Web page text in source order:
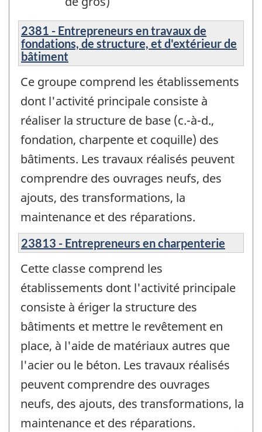
2381 - Entrepreneurs en travaux de
fondations, de structure, et d'extérieur de
bâtiment
Ce groupe comprend les établissements
dont l'activité principale consiste à
réaliser la structure de base (c.-à-d.,
fondation, charpente et coquille) des
bâtiments. Les travaux réalisés peuvent
comprendre des ouvrages neufs, des
ajouts, des transformations, la
maintenance et des réparations.
23813 - Entrepreneurs en charpenterie
Cette classe comprend les
établissements dont l'activité principale
consiste à ériger la structure des
bâtiments et mettre le revêtement en
place, à l'aide de matériaux autres que
l'acier ou le béton. Les travaux réalisés
peuvent comprendre des ouvrages
neufs, des ajouts, des transformations, la
maintenance et des réparations.